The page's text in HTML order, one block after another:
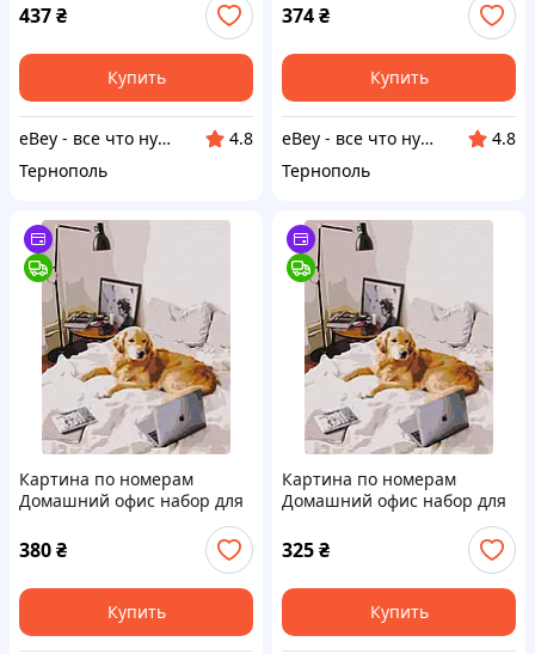
437₴
Купить
eBey - все что нужно каждому
4.8
Тернополь
374₴
Купить
eBey - все что нужно каждому
4.8
Тернополь
Картина по номерам
Домашний офис набор для
подрамником акриловыми
красками для взрослых
380₴
Купить
Картина по номерам
Домашний офис набор для
акриловыми красками и
кистями для рисования
325₴
Купить